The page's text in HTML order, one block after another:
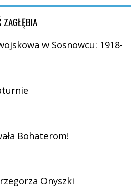
ZAGŁĘBIA
w Sosnowcu: 1918-
Bohaterom!
Onyszki